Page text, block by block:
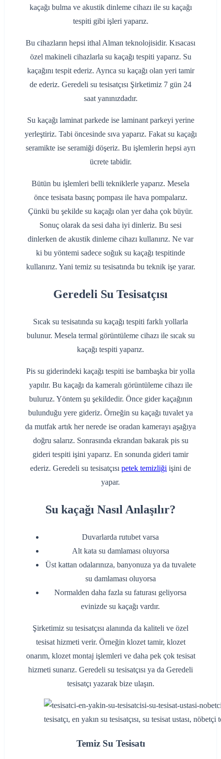
kaçağı bulma ve akustik dinleme cihazı ile su kaçağı
tespiti gibi işleri yaparız.
Bu cihazların hepsi ithal Alman teknolojisidir. Kısacası
özel makineli cihazlarla su kaçağı tespiti yaparız. Su
kaçağını tespit ederiz. Ayrıca su kaçağı olan yeri tamir
de ederiz. Geredeli su tesisatçısı Şirketimiz 7 gün 24
saat yanınızdadır.
Su kaçağı laminat parkede ise laminant parkeyi yerine
yerleştiriz. Tabi öncesinde sıva yaparız. Fakat su kaçağı
seramikte ise seramiği döşeriz. Bu işlemlerin hepsi ayrı
ücrete tabidir.
Bütün bu işlemleri belli tekniklerle yaparız. Mesela
önce tesisata basınç pompası ile hava pompalarız.
Çünkü bu şekilde su kaçağı olan yer daha çok büyür.
Sonuç olarak da sesi daha iyi dinleriz. Bu sesi
dinlerken de akustik dinleme cihazı kullanırız. Ne var
ki bu yöntemi sadece soğuk su kaçağı tespitinde
kullanırız. Yani temiz su tesisatında bu teknik işe yarar.
Geredeli Su Tesisatçısı
Sıcak su tesisatında su kaçağı tespiti farklı yollarla
bulunur. Mesela termal görüntüleme cihazı ile sıcak su
kaçağı tespiti yaparız.
Pis su giderindeki kaçağı tespiti ise bambaşka bir yolla
yapılır. Bu kaçağı da kameralı görüntüleme cihazı ile
buluruz. Yöntem şu şekildedir. Önce gider kaçağının
bulunduğu yere gideriz. Örneğin su kaçağı tuvalet ya
da mutfak artık her nerede ise oradan kamerayı aşağıya
doğru salarız. Sonrasında ekrandan bakarak pis su
gideri tespiti işini yaparız. En sonunda gideri tamir
ederiz. Geredeli su tesisatçısı petek temizliği işini de
yapar.
Su kaçağı Nasıl Anlaşılır?
Duvarlarda rutubet varsa
Alt kata su damlaması oluyorsa
Üst kattan odalarınıza, banyonuza ya da tuvalete
su damlaması oluyorsa
Normalden daha fazla su faturası geliyorsa
evinizde su kaçağı vardır.
Şirketimiz su tesisatçısı alanında da kaliteli ve özel
tesisat hizmeti verir. Örneğin klozet tamir, klozet
onarım, klozet montaj işlemleri ve daha pek çok tesisat
hizmeti sunarız. Geredeli su tesisatçısı ya da Geredeli
tesisatçı yazarak bize ulaşın.
tesisatçı, en yakın su tesisatçısı, su tesisat ustası, nöbetçi
Temiz Su Tesisatı